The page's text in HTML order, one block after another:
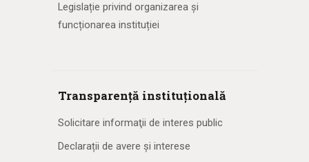
Legislație privind organizarea și
funcționarea instituției
Transparență instituțională
Solicitare informaţii de interes public
Declarații de avere și interese